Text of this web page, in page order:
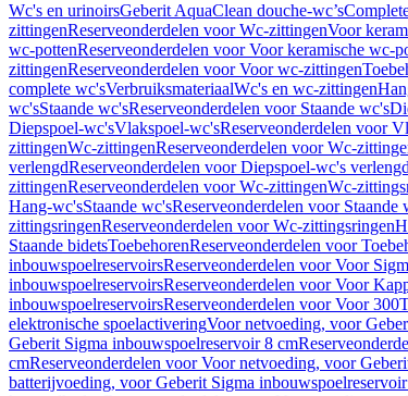
Wc's en urinoirsGeberit AquaClean douche-wc’s
zittingenReserveonderdelen voor Wc-zittingenVoor
wc-pottenReserveonderdelen voor Voor keramische wc-
zittingenReserveonderdelen voor Voor wc-zittingen
complete wc'sVerbruiksmateriaalWc's en wc-zittingen
wc'sStaande wc'sReserveonderdelen voor Staande wc's
Diepspoel-wc'sVlakspoel-wc'sReserveonderdelen voor
zittingenWc-zittingenReserveonderdelen voor Wc-
verlengdReserveonderdelen voor Diepspoel-wc's verlengd
zittingenReserveonderdelen voor Wc-zittingenWc-
Hang-wc'sStaande wc'sReserveonderdelen voor Staande
zittingsringenReserveonderdelen voor Wc-zittingsringen
Staande bidetsToebehorenReserveonderdelen voor
inbouwspoelreservoirsReserveonderdelen voor Voor
inbouwspoelreservoirsReserveonderdelen voor Voor
inbouwspoelreservoirsReserveonderdelen voor Voor
elektronische spoelactiveringVoor netvoeding, voor
Geberit Sigma inbouwspoelreservoir 8 cm
cmReserveonderdelen voor Voor netvoeding, voor
batterijvoeding, voor Geberit Sigma